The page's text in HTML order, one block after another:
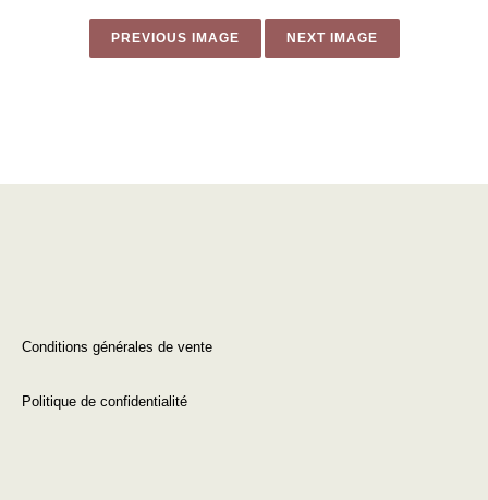
PREVIOUS IMAGE NEXT IMAGE
Conditions générales de vente
Politique de confidentialité